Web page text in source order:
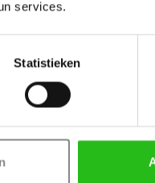
services.
Statistieken